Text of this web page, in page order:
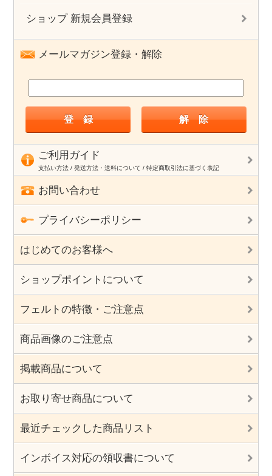
ショップ 新規会員登録
メールマガジン登録・解除
ご利用ガイド
支払い方法 / 発送方法・送料について / 特定商取引法に基づく表記
お問い合わせ
プライバシーポリシー
はじめてのお客様へ
ショップポイントについて
フェルトの特徴・ご注意点
商品画像のご注意点
掲載商品について
お取り寄せ商品について
最近チェックした商品リスト
インボイス対応の領収書について